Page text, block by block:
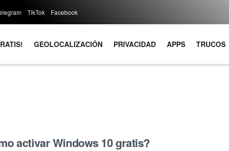
TikTok Facebook
GEOLOCALIZACIÓN PRIVACIDAD APPS TRUCOS
activar Windows 10 gratis?